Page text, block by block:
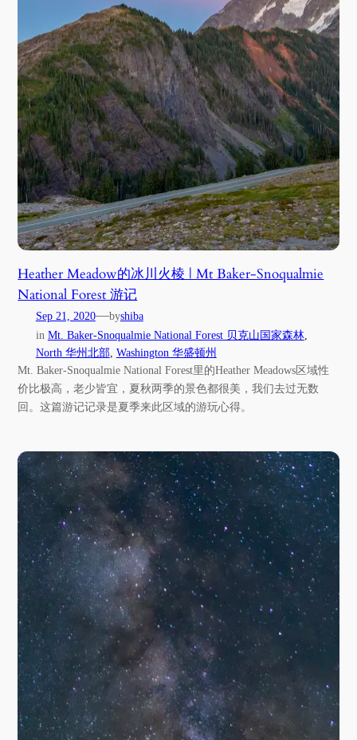
Heather Meadow的冰川火棱 | Mt Baker-Snoqualmie
National Forest 游记
Sep 21, 2020—byshiba
in Mt. Baker-Snoqualmie National Forest 贝克山国家森林
North 华州北部, Washington 华盛顿州
Mt. Baker-Snoqualmie National Forest里的Heather Meadows区域性
价比极高，老少皆宜，夏秋两季的景色都很美，我们去过无数
回。这篇游记记录是夏季来此区域的游玩心得。